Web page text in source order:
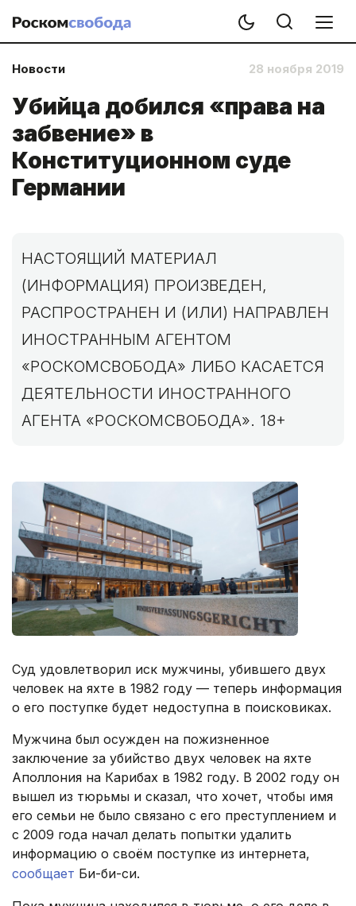
Новости 28 ноября 2019
Убийца добился «права на
забвение» в
Конституционном суде
Германии
НАСТОЯЩИЙ МАТЕРИАЛ
(ИНФОРМАЦИЯ) ПРОИЗВЕДЕН,
РАСПРОСТРАНЕН И (ИЛИ) НАПРАВЛЕН
ИНОСТРАННЫМ АГЕНТОМ
«РОСКОМСВОБОДА» ЛИБО КАСАЕТСЯ
ДЕЯТЕЛЬНОСТИ ИНОСТРАННОГО
АГЕНТА «РОСКОМСВОБОДА». 18+
Суд удовлетворил иск мужчины, убившего двух
человек на яхте в 1982 году — теперь информация
о его поступке будет недоступна в поисковиках.
Мужчина был осужден на пожизненное
заключение за убийство двух человек на яхте
Аполлония на Карибах в 1982 году. В 2002 году он
вышел из тюрьмы и сказал, что хочет, чтобы имя
его семьи не было связано с его преступлением и
с 2009 года начал делать попытки удалить
информацию о своём поступке из интернета,
сообщает Би-би-си.